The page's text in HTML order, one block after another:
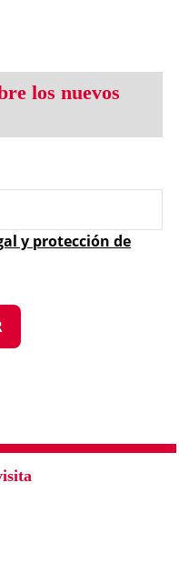
los nuevos
y protección de